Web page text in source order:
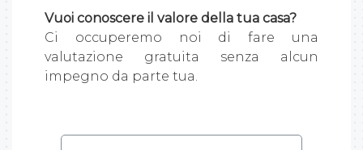
Attività Commerciali
Terreni Agricoli
Proponi Un Immobile
Vuoi conoscere il valore della tua casa?
Ci occuperemo noi di fare una
valutazione gratuita senza alcun
impegno da parte tua.